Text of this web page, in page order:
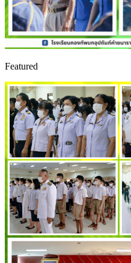
Featured